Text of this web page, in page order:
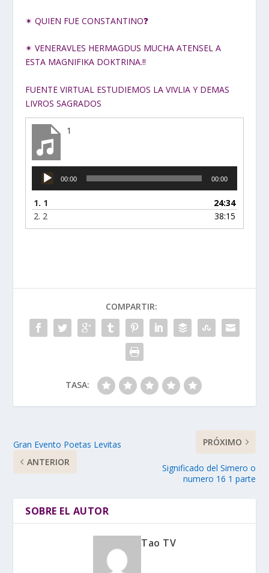
✴ QUIEN FUE CONSTANTINO❓
✴ VENERAVLES HERMAGDUS MUCHA ATENSEL A
ESTA MAGNIFIKA DOKTRINA.‼
FUENTE VIRTUAL ESTUDIEMOS LA VIVLIA Y DEMAS
LIVROS SAGRADOS
1
Reproductor
00:00 00:00
1. 1
24:34
2. 2 38:15
COMPARTIR:
TASA:
Gran Evento Poetas Levitas
ANTERIOR
PRÓXIMO
Significado del Simero o
numero 16 1 parte
SOBRE EL AUTOR
Tao TV